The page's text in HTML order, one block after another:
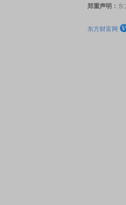
郑重声明： 东
东方财富网